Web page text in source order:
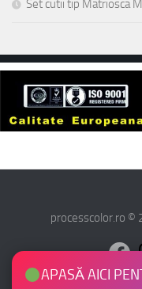
Set cutii tip Matriosca
processcolor.ro ©
APASĂ AICI